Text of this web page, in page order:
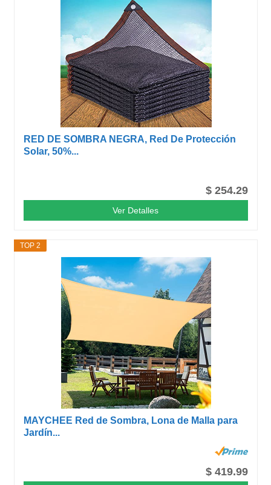
RED DE SOMBRA NEGRA, Red De Protección
Solar, 50%...
$ 254.29
Ver Detalles
TOP 2
MAYCHEE Red de Sombra, Lona de Malla para
Jardín...
$ 419.99